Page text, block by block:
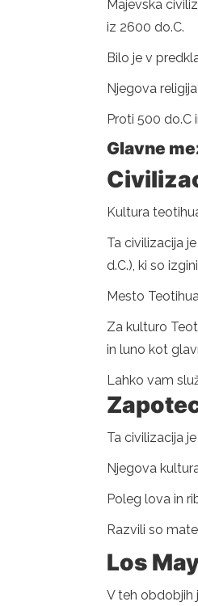
Majevska
iz 2600 do.C.
Bilo je v
Njegova
Proti 500 do.C
Glavne
Kultura
Ta civilizacija
d.C.), ki so
Mesto
Za kulturo
in luno kot
Lahko vam
Ta civilizacija
Njegova
Poleg lova in
Razvili so
Los
V teh obdobjih